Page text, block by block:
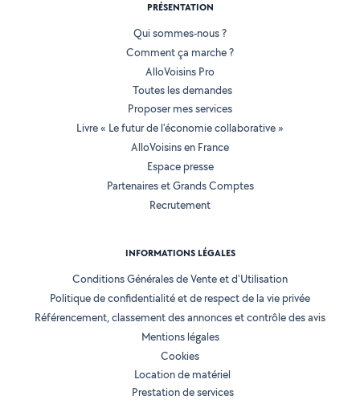
PRÉSENTATION
Qui sommes-nous ?
Comment ça marche ?
AlloVoisins Pro
Toutes les demandes
Proposer mes services
Livre « Le futur de l'économie collaborative »
AlloVoisins en France
Espace presse
Partenaires et Grands Comptes
Recrutement
INFORMATIONS LÉGALES
Conditions Générales de Vente et d'Utilisation
Politique de confidentialité et de respect de la vie privée
Référencement, classement des annonces et contrôle des avis
Mentions légales
Cookies
Location de matériel
Prestation de services